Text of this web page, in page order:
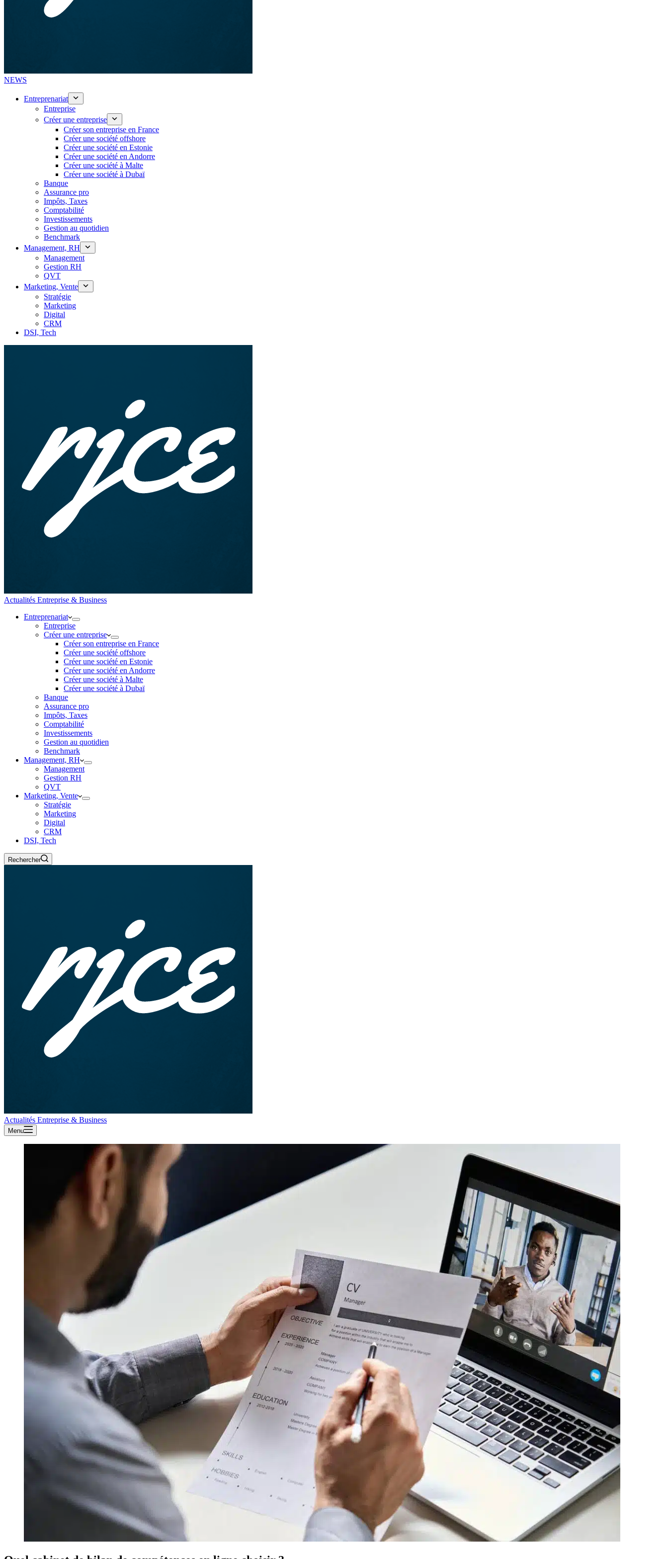
NEWS
Entreprenariat
Entreprise
Créer une entreprise
Créer son entreprise en France
Créer une société offshore
Créer une société en Estonie
Créer une société en Andorre
Créer une société à Malte
Créer une société à Dubaï
Banque
Assurance pro
Impôts, Taxes
Comptabilité
Investissements
Gestion au quotidien
Benchmark
Management, RH
Management
Gestion RH
QVT
Marketing, Vente
Stratégie
Marketing
Digital
CRM
DSI, Tech
Actualités Entreprise & Business
Entreprenariat
Entreprise
Créer une entreprise
Créer son entreprise en France
Créer une société offshore
Créer une société en Estonie
Créer une société en Andorre
Créer une société à Malte
Créer une société à Dubaï
Banque
Assurance pro
Impôts, Taxes
Comptabilité
Investissements
Gestion au quotidien
Benchmark
Management, RH
Management
Gestion RH
QVT
Marketing, Vente
Stratégie
Marketing
Digital
CRM
DSI, Tech
Rechercher
Actualités Entreprise & Business
Menu